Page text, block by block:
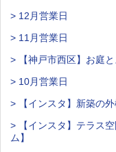
> 12月営業日
> 11月営業日
> 【神戸市西区】お庭
> 10月営業日
> 【インスタ】新築の外
> 【インスタ】テラス
ム】